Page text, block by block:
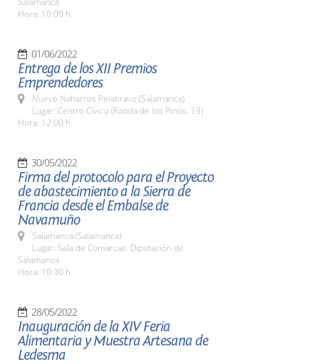
Hora: 10:00 h.
01/06/2022
Entrega de los XII Premios
Emprendedores
Nuevo Naharros Pelabravo (Salamanca)
Lugar: Centro Cívico (Ronda de los Pinos, 13)
Hora: 12:00 h.
30/05/2022
Firma del protocolo para el Proyecto
de abastecimiento a la Sierra de
Francia desde el Embalse de
Navamuño
Salamanca (Salamanca)
Lugar: Sala de Comarcas. Diputación de
Salamanca
Hora: 10:30 h.
28/05/2022
Inauguración de la XIV Feria
Alimentaria y Muestra Artesana de
Ledesma